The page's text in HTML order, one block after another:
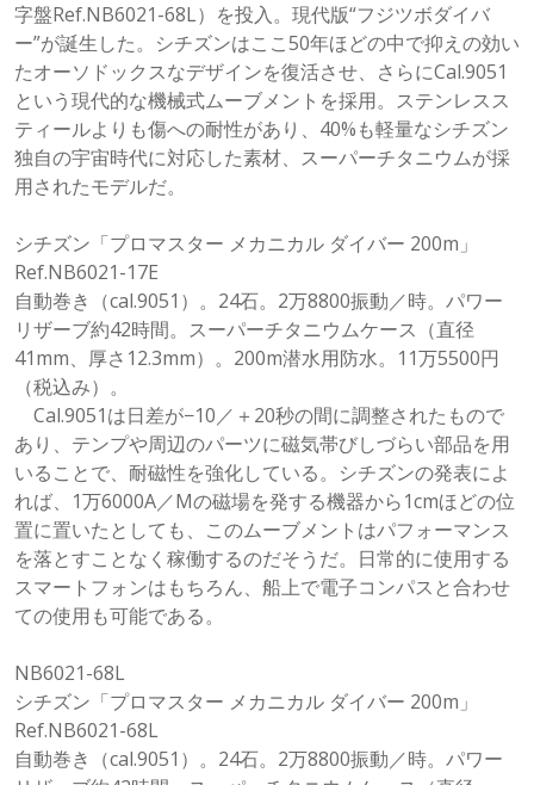
字盤Ref.NB6021-68L）を投入。現代版“フジツボダイバ
ー”が誕生した。シチズンはここ50年ほどの中で抑えの効い
たオーソドックスなデザインを復活させ、さらにCal.9051
という現代的な機械式ムーブメントを採用。ステンレスス
ティールよりも傷への耐性があり、40%も軽量なシチズン
独自の宇宙時代に対応した素材、スーパーチタニウムが採
用されたモデルだ。
シチズン「プロマスター メカニカル ダイバー 200m」
Ref.NB6021-17E
自動巻き（cal.9051）。24石。2万8800振動／時。パワー
リザーブ約42時間。スーパーチタニウムケース（直径
41mm、厚さ12.3mm）。200m潜水用防水。11万5500円
（税込み）。
Cal.9051は日差が−10／＋20秒の間に調整されたもので
あり、テンプや周辺のパーツに磁気帯びしづらい部品を用
いることで、耐磁性を強化している。シチズンの発表によ
れば、1万6000A／Mの磁場を発する機器から1cmほどの位
置に置いたとしても、このムーブメントはパフォーマンス
を落とすことなく稼働するのだそうだ。日常的に使用する
スマートフォンはもちろん、船上で電子コンパスと合わせ
ての使用も可能である。
NB6021-68L
シチズン「プロマスター メカニカル ダイバー 200m」
Ref.NB6021-68L
自動巻き（cal.9051）。24石。2万8800振動／時。パワー